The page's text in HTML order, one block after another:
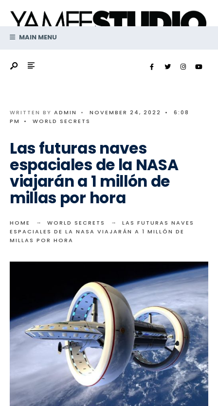
contentMAIN MENU
WRITTEN BY ADMIN • NOVEMBER 24, 2022 •
6:08
PM
• WORLD SECRETS
Las futuras naves
espaciales de la NASA
viajarán a 1 millón de
millas por hora
HOME WORLD SECRETS
LAS FUTURAS NAVES
ESPACIALES DE LA NASA VIAJARÁN A 1 MILLÓN DE
MILLAS POR HORA
for: